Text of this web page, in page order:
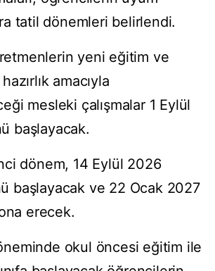
tatil dönemleri belirlendi.
yeni eğitim ve
amacıyla
mesleki çalışmalar 1 Eylül
başlayacak.
dönem, 14 Eylül 2026
başlayacak ve 22 Ocak 2027
erecek.
okul öncesi eğitim ile